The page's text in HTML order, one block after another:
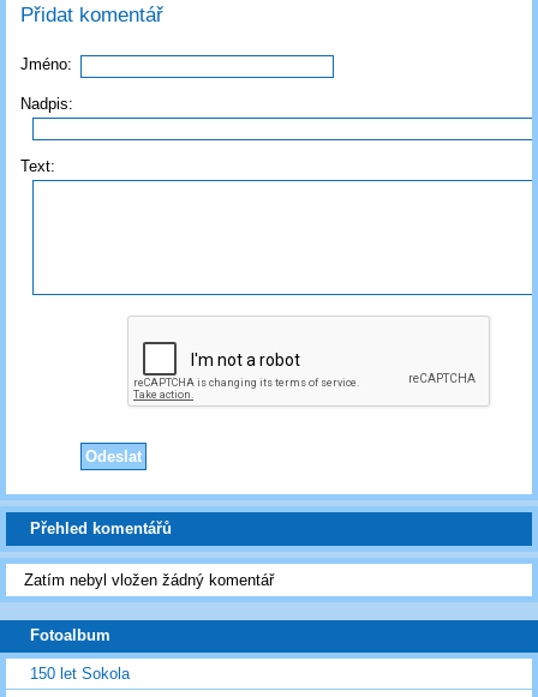
Přidat komentář
Jméno:
Nadpis:
Text:
Přehled komentářů
Zatím nebyl vložen žádný komentář
Fotoalbum
150 let Sokola